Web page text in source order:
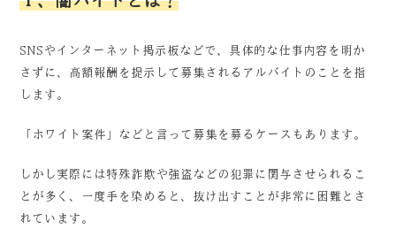
SNSやインターネット掲示板などで、具体的な仕事内容を明か
さずに、高額報酬を提示して募集されるアルバイトのことを指
します。
「ホワイト案件」などと言って募集を募るケースもあります。
しかし実際には特殊詐欺や強盗などの犯罪に関与させられるこ
とが多く、一度手を染めると、抜け出すことが非常に困難とさ
れています。